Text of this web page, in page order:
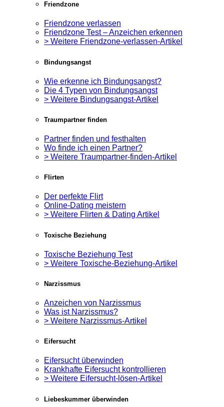
Friendzone
Friendzone verlassen
Friendzone Test – Anzeichen erkennen
> Weitere Friendzone-verlassen-Artikel
Bindungsangst
Wie erkenne ich Bindungsangst?
Die 4 Typen von Bindungsangst
> Weitere Bindungsangst-Artikel
Traumpartner finden
Partner finden und festhalten
Wo finde ich einen Partner?
> Weitere Traumpartner-finden-Artikel
Flirten
Der perfekte Flirt
Online-Dating meistern
> Weitere Flirten & Dating Artikel
Toxische Beziehung
Toxische Beziehung Test
> Weitere Toxische-Beziehung-Artikel
Narzissmus
Anzeichen von Narzissmus
Was ist Narzissmus?
> Weitere Narzissmus-Artikel
Eifersucht
Eifersucht überwinden
Krankhafte Eifersucht kontrollieren
> Weitere Eifersucht-lösen-Artikel
Liebeskummer überwinden